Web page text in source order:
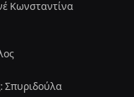
Κωνσταντίνα
Σπυριδούλα